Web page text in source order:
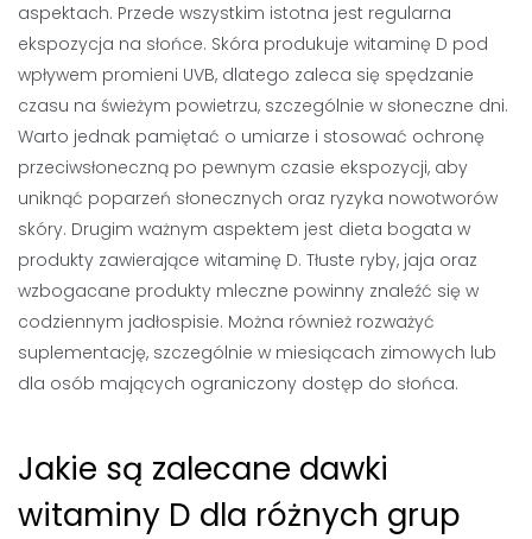
aspektach. Przede wszystkim istotna jest regularna
ekspozycja na słońce. Skóra produkuje witaminę D pod
wpływem promieni UVB, dlatego zaleca się spędzanie
czasu na świeżym powietrzu, szczególnie w słoneczne dni.
Warto jednak pamiętać o umiarze i stosować ochronę
przeciwsłoneczną po pewnym czasie ekspozycji, aby
uniknąć poparzeń słonecznych oraz ryzyka nowotworów
skóry. Drugim ważnym aspektem jest dieta bogata w
produkty zawierające witaminę D. Tłuste ryby, jaja oraz
wzbogacane produkty mleczne powinny znaleźć się w
codziennym jadłospisie. Można również rozważyć
suplementację, szczególnie w miesiącach zimowych lub
dla osób mających ograniczony dostęp do słońca.
Jakie są zalecane dawki
witaminy D dla różnych grup